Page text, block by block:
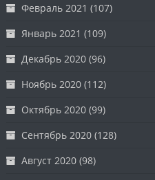
Февраль 2021 (107)
Январь 2021 (109)
Декабрь 2020 (96)
Ноябрь 2020 (112)
Октябрь 2020 (99)
Сентябрь 2020 (128)
Август 2020 (98)